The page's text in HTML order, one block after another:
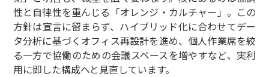
性と自律性を重んじる「オレンジ・カルチャー」。この
方針は宣言に留まらず、ハイブリッド化に合わせてデー
タ分析に基づくオフィス再設計を進め、個人作業席を絞
る一方で協働のための会議スペースを増やすなど、実利
用に即した構成へと見直しています。